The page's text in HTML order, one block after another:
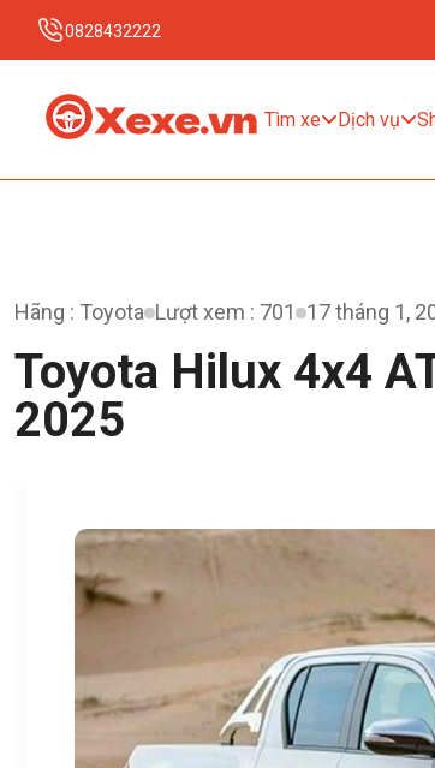
0828432222
Tìm xe Dịch vụ
Hãng : Toyota Lượt xem : 701 17 tháng 1,
Toyota Hilux 4x4
2025